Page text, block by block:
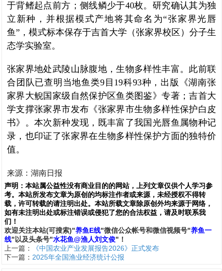
于背鳍起点前方；侧线鳞少于40枚。研究确认其为独
立新种，并根据模式产地将其命名为“张家界光唇
鱼”，模式标本保存于吉首大学（张家界校区）分子生
态学实验室。
张家界地处武陵山脉腹地，生物多样性丰富。此前联
合团队已查明当地鱼类9目19科93种，出版《湖南张
家界大鲵国家级自然保护区鱼类图鉴》专著；吉首大
学支撑张家界市发布《张家界市生物多样性保护白皮
书》。本次新种发现，既丰富了我国光唇鱼属物种记
录，也印证了张家界在生物多样性保护方面的独特价
值。
来源：湖南日报
声明： 本站属公益性没有商业目的的网站，上列文章仅供个人学习参
考。本站所发布文章为原创的均标注作者或来源，未经授权不得转
载，许可转载的请注明出处。本站所载文章除原创外均来源于网络，
如有未注明出处或标注错误或侵犯了您的合法权益，请及时联系我
们 ！
欢迎关注本站(可搜索)"养鱼E线"微信公众帐号和微信视频号"养鱼一
线" 以及头条号"水花鱼@渔人刘文俊"！
上一篇：
《中国农业产业发展报告2026》正式发布
下一篇： 2025年全国渔业经济统计公报